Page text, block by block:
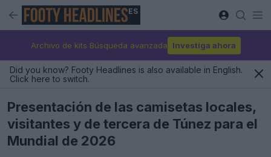
ES
Archivo de kits Búsqueda avanzada Investiga ahora
Did you know? Footy Headlines is also available in English.
Click here to switch.
Presentación de las camisetas locales,
visitantes y de tercera de Túnez para el
Mundial de 2026